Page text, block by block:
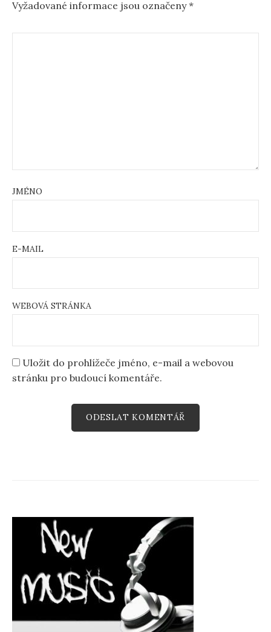
Vyžadované informace jsou označeny*
JMÉNO
E-MAIL
WEBOVÁ STRÁNKA
Uložit do prohlížeče jméno, e-mail a webovou
stránku pro budoucí komentáře.